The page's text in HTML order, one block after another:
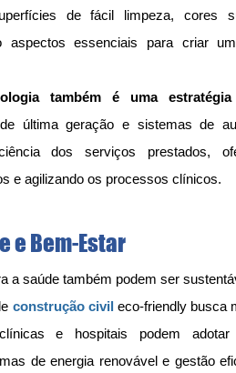
de fácil limpeza, cores
aspectos essenciais para criar
última geração e sistemas de
dos serviços prestados,
e agilizando os processos clínicos.
e Bem-Estar
a saúde também podem ser
construção civil eco-friendly busca
e hospitais podem adotar
de energia renovável e gestão